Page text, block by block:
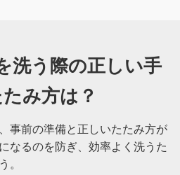
洗う際の正しい手
み方は？
事前の準備と正しいたたみ方が
なるのを防ぎ、効率よく洗うた
。